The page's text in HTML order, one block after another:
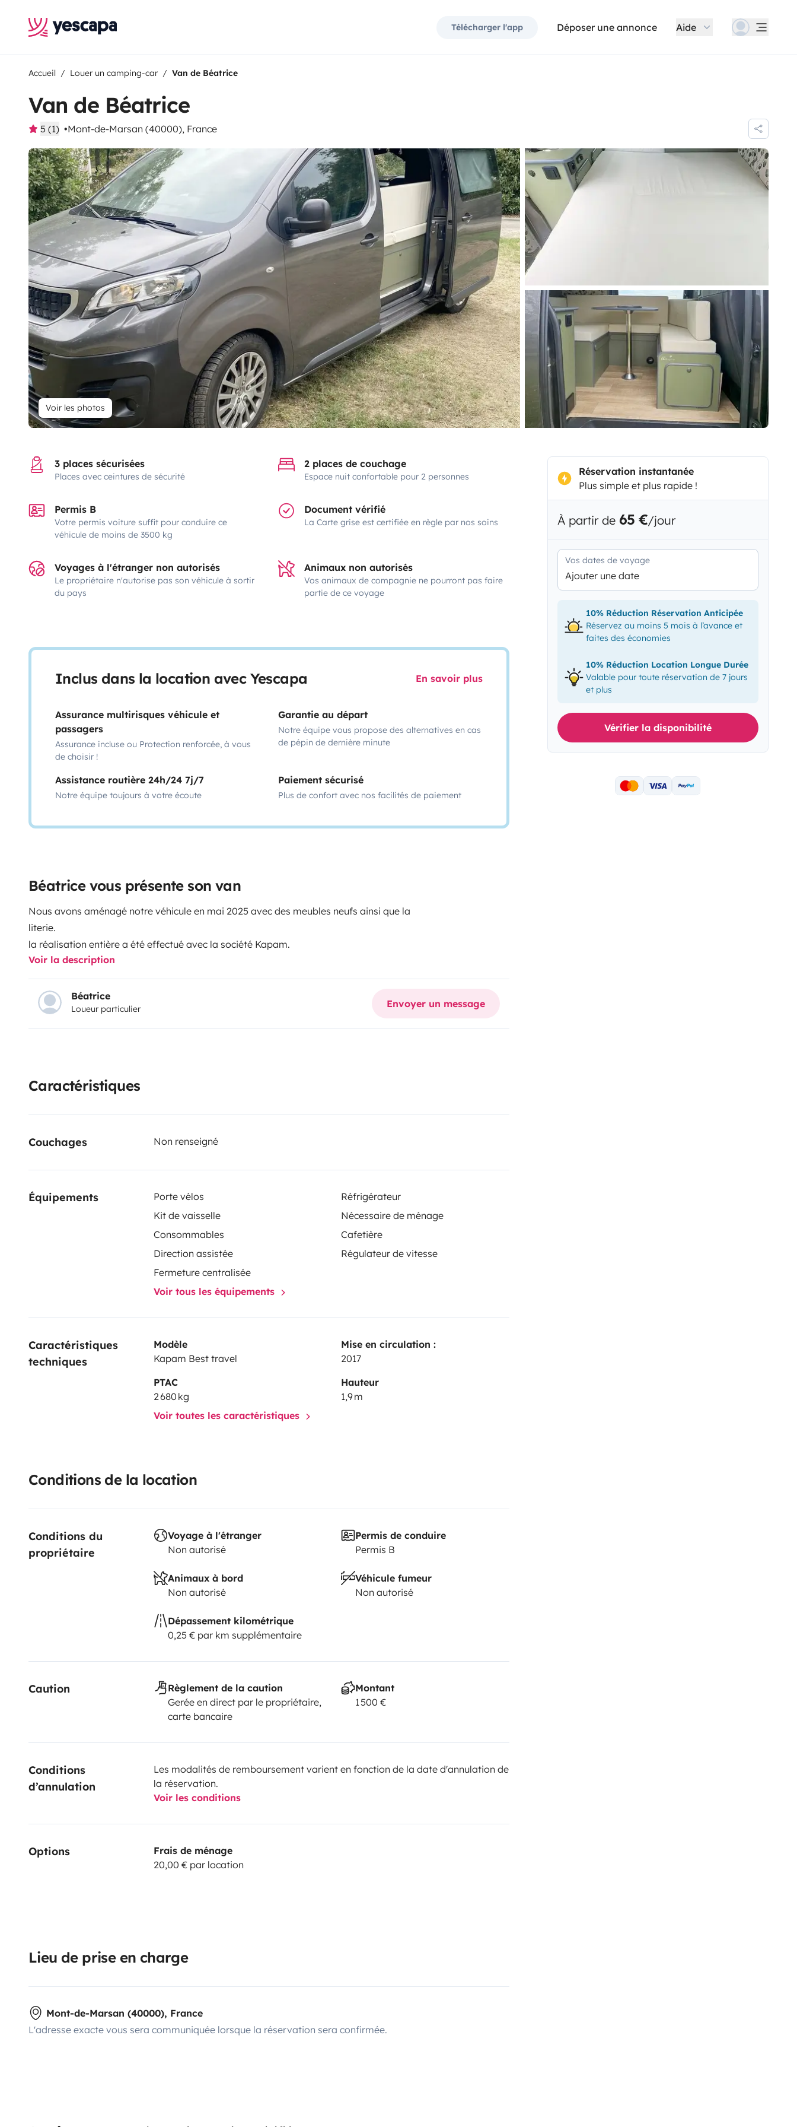
Télécharger l'app Déposer une annonce Aide
Accueil Louer un camping-car Van de Béatrice
Van de Béatrice
5 (1) Mont-de-Marsan (40000), France
Voir les photos
3 places sécurisées
Places avec ceintures de sécurité
2 places de couchage
Espace nuit confortable pour 2 personnes
Permis B
Votre permis voiture suffit pour conduire ce
véhicule de moins de 3500 kg
Document vérifié
La Carte grise est certifiée en règle par nos soins
Voyages à l'étranger non autorisés
Le propriétaire n'autorise pas son véhicule à sortir
du pays
Animaux non autorisés
Vos animaux de compagnie ne pourront pas faire
partie de ce voyage
Inclus dans la location avec Yescapa En savoir plus
Assurance multirisques véhicule et
passagers
Assurance incluse ou Protection renforcée, à vous
de choisir !
Garantie au départ
Notre équipe vous propose des alternatives en cas
de pépin de dernière minute
Assistance routière 24h/24 7j/7
Notre équipe toujours à votre écoute
Paiement sécurisé
Plus de confort avec nos facilités de paiement
Béatrice vous présente son van
Nous avons aménagé notre véhicule en mai 2025 avec des meubles neufs ainsi que la
literie.
la réalisation entière a été effectué avec la société Kapam.
Voir la description
Béatrice
Loueur particulier Envoyer un message
Caractéristiques
Couchages Non renseigné
Équipements Porte vélos
Réfrigérateur
Kit de vaisselle
Nécessaire de ménage
Consommables
Cafetière
Direction assistée
Régulateur de vitesse
Fermeture centralisée
Voir tous les équipements
Caractéristiques
techniques
Modèle
Kapam Best travel
Mise en circulation :
2017
PTAC
2 680 kg
Hauteur
1,9 m
Voir toutes les caractéristiques
Conditions de la location
Conditions du
propriétaire
Voyage à l'étranger
Non autorisé
Permis de conduire
Permis B
Animaux à bord
Non autorisé
Véhicule fumeur
Non autorisé
Dépassement kilométrique
0,25 € par km supplémentaire
Caution
Règlement de la caution
Gerée en direct par le propriétaire,
carte bancaire
Montant
1 500 €
Conditions
d’annulation
Les modalités de remboursement varient en fonction de la date d'annulation de
la réservation.
Voir les conditions
Options
Frais de ménage
20,00 € par location
Lieu de prise en charge
Mont-de-Marsan (40000), France
L'adresse exacte vous sera communiquée lorsque la réservation sera confirmée.
Réservation instantanée
Plus simple et plus rapide !
À partir de 65 €/jour
Vos dates de voyage
Ajouter une date
10% Réduction Réservation Anticipée
Réservez au moins 5 mois à l’avance et
faites des économies
10% Réduction Location Longue Durée
Valable pour toute réservation de 7 jours
et plus
Vérifier la disponibilité